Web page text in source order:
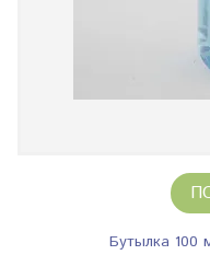
Бутылка 100